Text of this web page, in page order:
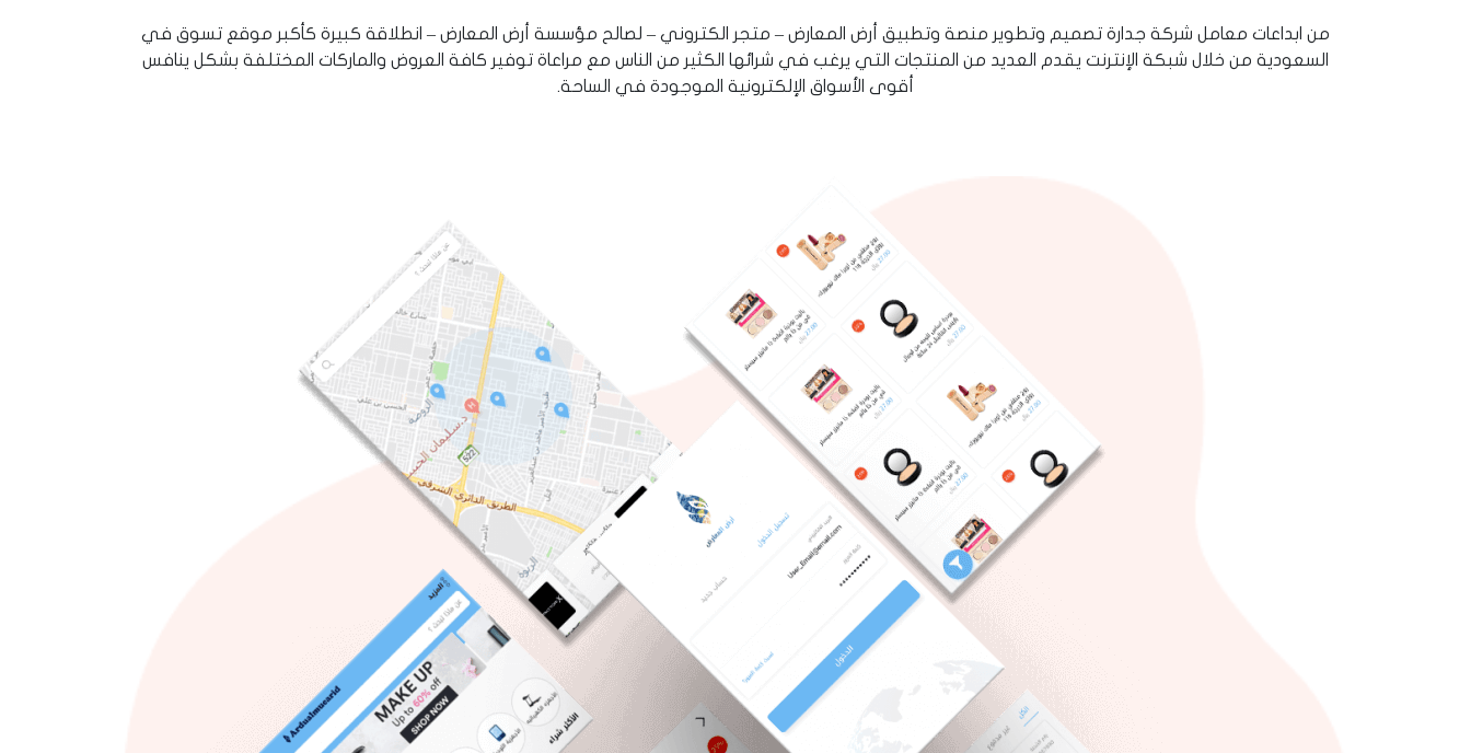
من ابداعات معامل شركة جدارة تصميم وتطوير منصة وتطبيق أرض المعارض – متجر الكتروني – لصالح مؤسسة أرض المعارض – انطلاقة كبيرة كأكبر موقع تسوق في
السعودية من خلال شبكة الإنترنت يقدم العديد من المنتجات التي يرغب في شرائها الكثير من الناس مع مراعاة توفير كافة العروض والماركات المختلفة بشكل ينافس
أقوى الأسواق الإلكترونية الموجودة في الساحة.